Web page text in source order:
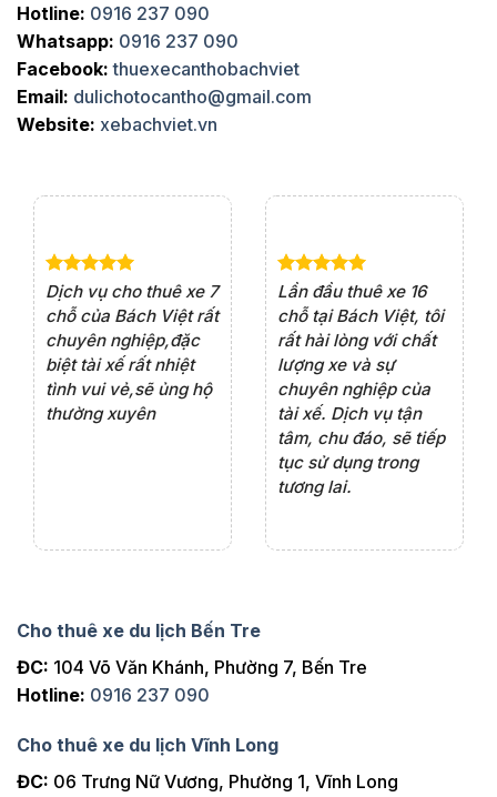
Hotline: 0916 237 090
Whatsapp: 0916 237 090
Facebook: thuexecanthobachviet
Email: dulichotocantho@gmail.com
Website: xebachviet.vn
Dịch vụ cho thuê xe 7
chỗ của Bách Việt rất
chuyên nghiệp,đặc
biệt tài xế rất nhiệt
tình vui vẻ,sẽ ủng hộ
thường xuyên
Lần đầu thuê xe 16
chỗ tại Bách Việt, tôi
rất hài lòng với chất
lượng xe và sự
chuyên nghiệp của
tài xế. Dịch vụ tận
tâm, chu đáo, sẽ tiếp
tục sử dụng trong
tương lai.
Cho thuê xe du lịch Bến Tre
ĐC: 104 Võ Văn Khánh, Phường 7, Bến Tre
Hotline: 0916 237 090
Cho thuê xe du lịch Vĩnh Long
ĐC: 06 Trưng Nữ Vương, Phường 1, Vĩnh Long